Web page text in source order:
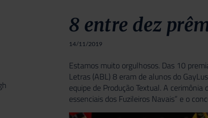
8 entre dez
14/11/2019
Estamos muito orgulhosos. Das 10
Letras (ABL) 8 eram de alunos do
equipe de Produção Textual. A
essenciais dos Fuzileiros Navais” e o